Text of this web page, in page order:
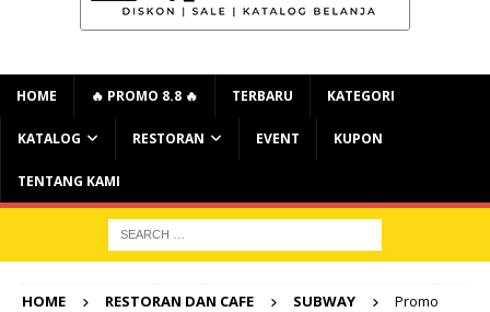
HOME 🔥 PROMO 8.8 🔥 TERBARU KATEGORI
KATALOG RESTORAN EVENT KUPON
TENTANG KAMI
HOME RESTORAN DAN CAFE SUBWAY
Promo